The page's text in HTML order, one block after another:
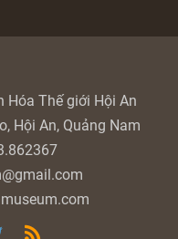
Hóa Thế giới Hội An
Hội An, Quảng Nam